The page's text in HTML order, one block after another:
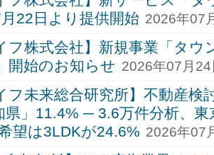
22日より提供開始 2026年07
フ株式会社】新規事業「タ
開始のお知らせ 2026年07月
フ未来総合研究所】不動産検
県」11.4% ─ 3.6万件分析、
望は3LDKが24.6% 2026年07